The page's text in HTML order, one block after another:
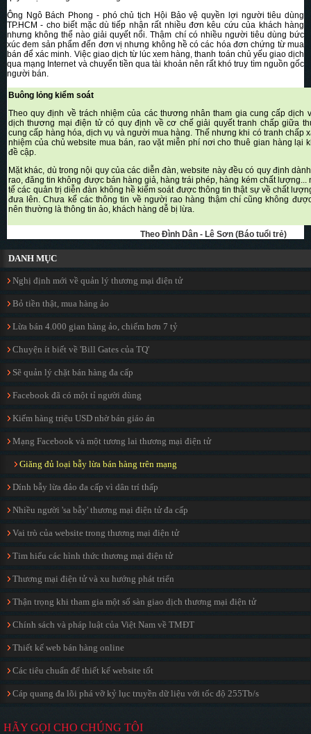
Ông Ngô Bách Phong - phó chủ tịch Hội Bảo vệ quyền lợi người tiêu dùng
TP.HCM - cho biết mặc dù tiếp nhận rất nhiều đơn kêu cứu của khách hàng
nhưng không thể nào giải quyết nổi. Thậm chí có nhiều người tiêu dùng bức
xúc đem sản phẩm đến đơn vị nhưng không hề có các hóa đơn chứng từ mua
bán để xác minh. Việc giao dịch từ lúc xem hàng, thanh toán chủ yếu giao dịch
qua mạng Internet và chuyển tiền qua tài khoản nên rất khó truy tìm nguồn gốc
người bán.
Buông lỏng kiểm soát
Theo quy định về trách nhiệm của các thương nhân tham gia cung cấp dịch
dịch thương mại điện tử có quy định về cơ chế giải quyết tranh chấp giữa
cung cấp hàng hóa, dịch vụ và người mua hàng. Thế nhưng khi có tranh chấp
nhiệm của chủ website mua bán, rao vặt miễn phí nơi cho thuê gian hàng lại
đề cập.
Mặt khác, dù trong nội quy của các diễn đàn, website này đều có quy định
rao, đăng tin không được bán hàng giả, hàng trái phép, hàng kém chất lượng...
tế các quản trị diễn đàn không hề kiểm soát được thông tin thật sự về chất
đưa lên. Chưa kể các thông tin về người rao hàng thậm chí cũng không
nên thường là thông tin ảo, khách hàng dễ bị lừa.
Theo Đình Dân - Lê Sơn (Báo tuổi trẻ)
DANH MỤC
Nghị định mới về quản lý thương mại điện tử
Bỏ tiền thật, mua hàng ảo
Lừa bán 4.000 gian hàng ảo, chiếm hơn 7 tỷ
Chuyện ít biết về 'Bill Gates của TQ'
Sẽ quản lý chặt bán hàng đa cấp
Facebook đã có một tỉ người dùng
Kiếm hàng triệu USD nhờ bán giáo án
Mạng Facebook và một tương lai thương mại điện tử
Giăng đủ loại bẫy lừa bán hàng trên mạng
Dính bẫy lừa đảo đa cấp vì dân trí thấp
Nhiều người 'sa bẫy' thương mại điện tử đa cấp
Vai trò của website trong thương mại điện tử
Tim hiểu các hình thức thương mại điện tử
Thương mại điện tử và xu hướng phát triển
Thận trọng khi tham gia một số sàn giao dịch thương mại điện tử
Chính sách và pháp luật của Việt Nam về TMĐT
Thiết kế web bán hàng online
Các tiêu chuẩn để thiết kế website tốt
Cáp quang đa lõi phá vỡ kỷ lục truyền dữ liệu với tốc độ 255Tb/s
HÃY GỌI CHO CHÚNG TÔI